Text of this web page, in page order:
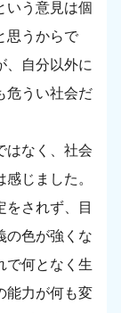
いう意見は個
思うからで
、自分以外に
危うい社会だ
はなく、社会
じました。
をされず、目
の色が強くな
で何となく生
能力が何も変